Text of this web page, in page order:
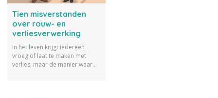
Tien misverstanden
over rouw- en
verliesverwerking
In het leven krijgt iedereen
vroeg of laat te maken met
verlies, maar de manier waarop